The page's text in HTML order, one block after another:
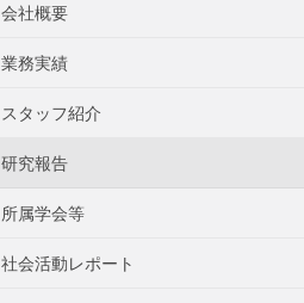
会社概要
業務実績
スタッフ紹介
研究報告
所属学会等
社会活動レポート